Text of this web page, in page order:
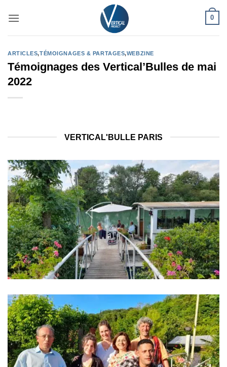
0
ARTICLES,TÉMOIGNAGES & PARTAGES,WEBZINE
Témoignages des Vertical’Bulles de mai
2022
VERTICAL'BULLE PARIS